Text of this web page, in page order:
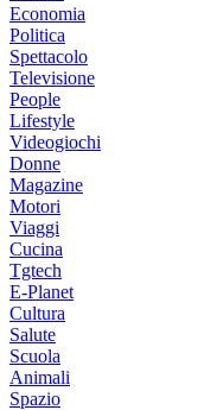
Economia
Politica
Spettacolo
Televisione
People
Lifestyle
Videogiochi
Donne
Magazine
Motori
Viaggi
Cucina
Tgtech
E-Planet
Cultura
Salute
Scuola
Animali
Spazio